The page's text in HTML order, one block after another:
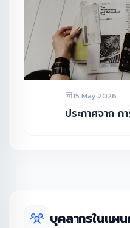
15 May 2026
ประกาศจาก ก
บุคลากรในแผ